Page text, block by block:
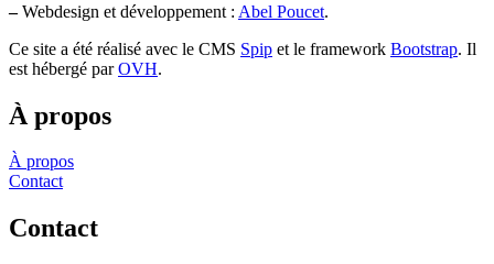
–Webdesign et développement : Abel Poucet.
Ce site a été réalisé avec le CMS Spip et le framework Bootstrap. Il
est hébergé parOVH.
À propos
À propos
Contact
Contact